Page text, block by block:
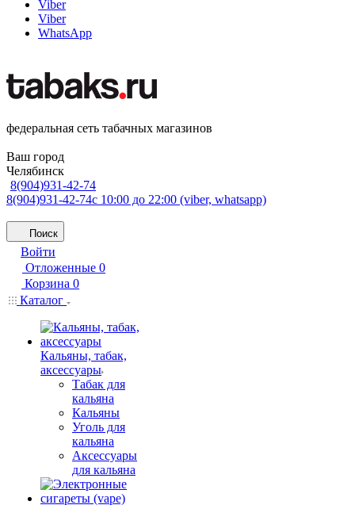
Viber
Viber
WhatsApp
федеральная сеть табачных магазинов
Ваш город
Челябинск
8(904)931-42-74
8(904)931-42-74с 10:00 до 22:00 (viber, whatsapp)
Поиск
Войти
Отложенные 0
Корзина 0
Каталог
Кальяны, табак,
аксессуары
Табак для
кальяна
Кальяны
Уголь для
кальяна
Аксессуары
для кальяна